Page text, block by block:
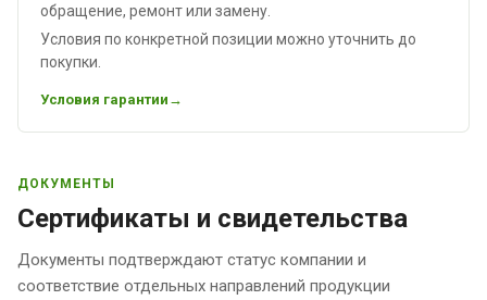
обращение, ремонт или замену.
Условия по конкретной позиции можно уточнить до
покупки.
Условия гарантии
ДОКУМЕНТЫ
Сертификаты и свидетельства
Документы подтверждают статус компании и
соответствие отдельных направлений продукции